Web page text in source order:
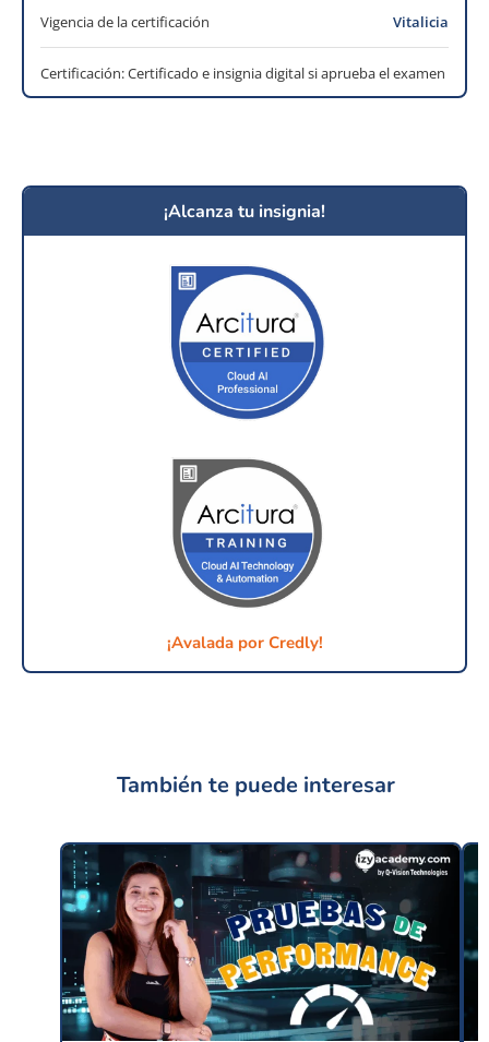
Vigencia de la certificación Vitalicia
Certificación: Certificado e insignia digital si aprueba el examen
¡Alcanza tu insignia!
¡Avalada por Credly!
También te puede interesar